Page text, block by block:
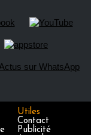
Utiles
Contact
Publicité